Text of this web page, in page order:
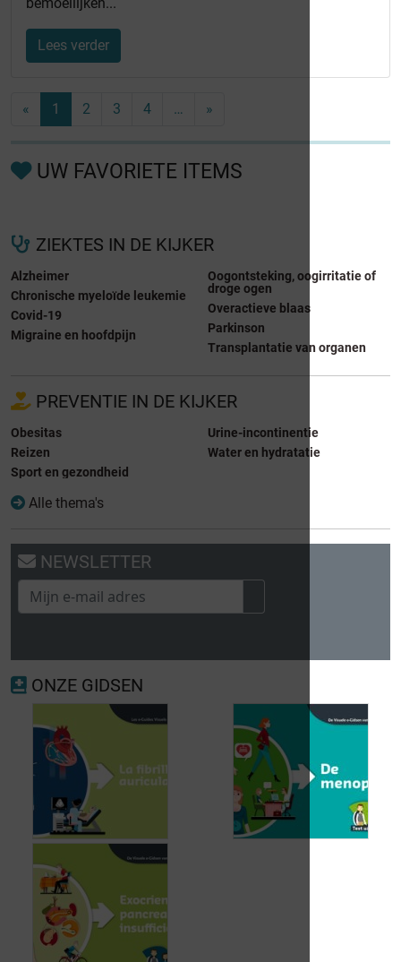
Lees verder
« 1 2 3 4 … »
UW FAVORIETE ITEMS
ZIEKTES IN DE KIJKER
Alzheimer
Chronische myeloïde leukemie
Covid-19
Migraine en hoofdpijn
Oogontsteking, oogirritatie of
droge ogen
Overactieve blaas
Parkinson
Transplantatie van organen
PREVENTIE IN DE KIJKER
Obesitas
Reizen
Sport en gezondheid
Urine-incontinentie
Water en hydratatie
Alle thema's
NEWSLETTER
ONZE GIDSEN
Voorkamerfibrillatie